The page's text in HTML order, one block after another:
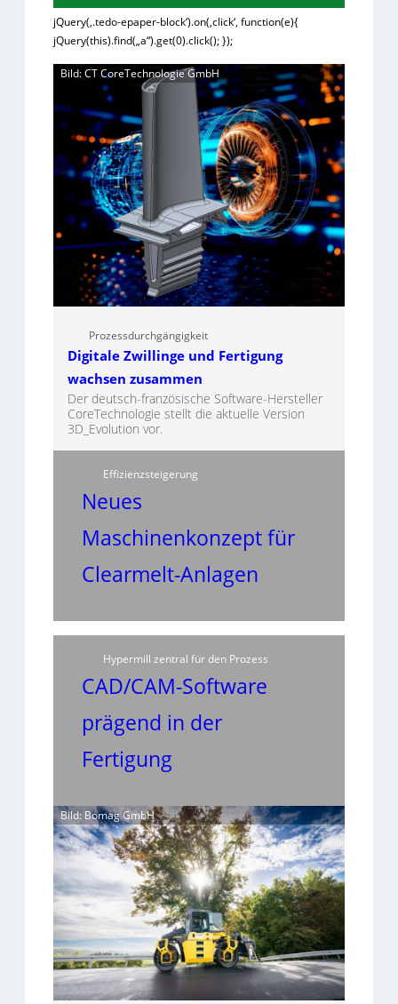
jQuery(‚.tedo-epaper-block‘).on(‚click‘, function(e){
jQuery(this).find(„a“).get(0).click(); });
Bild: CT CoreTechnologie GmbH
Prozessdurchgängigkeit
Digitale Zwillinge und Fertigung
wachsen zusammen
Der deutsch-französische Software-Hersteller
CoreTechnologie stellt die aktuelle Version
3D_Evolution vor.
Effizienzsteigerung
Neues
Maschinenkonzept für
Clearmelt-Anlagen
Hypermill zentral für den Prozess
CAD/CAM-Software
prägend in der
Fertigung
Bild: Bomag GmbH